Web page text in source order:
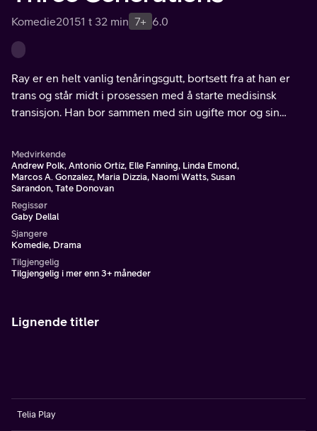
Komedie20151 t 32 min 7+ 6.0
Ray er en helt vanlig tenåringsgutt, bortsett fra at han er
trans og står midt i prosessen med å starte medisinsk
transisjon. Han bor sammen med sin ugifte mor og sin
Medvirkende
Andrew Polk, Antonio Ortíz, Elle Fanning, Linda Emond,
Marcos A. Gonzalez, Maria Dizzia, Naomi Watts, Susan
Sarandon, Tate Donovan
Regissør
Gaby Dellal
Sjangere
Komedie, Drama
Tilgjengelig
Tilgjengelig i mer enn 3+ måneder
Lignende titler
Telia Play